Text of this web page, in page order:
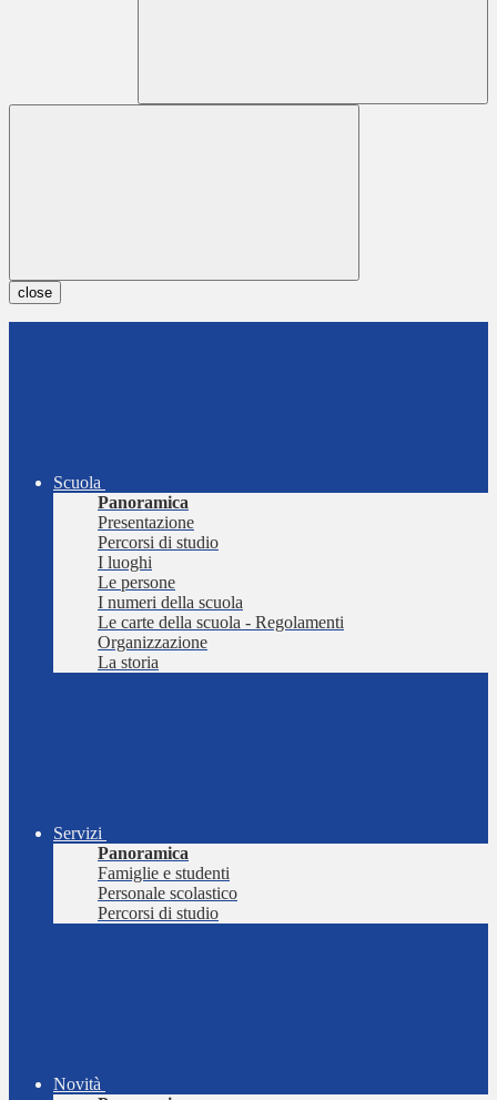
close
Scuola
Panoramica
Presentazione
Percorsi di studio
I luoghi
Le persone
I numeri della scuola
Le carte della scuola - Regolamenti
Organizzazione
La storia
Servizi
Panoramica
Famiglie e studenti
Personale scolastico
Percorsi di studio
Novità